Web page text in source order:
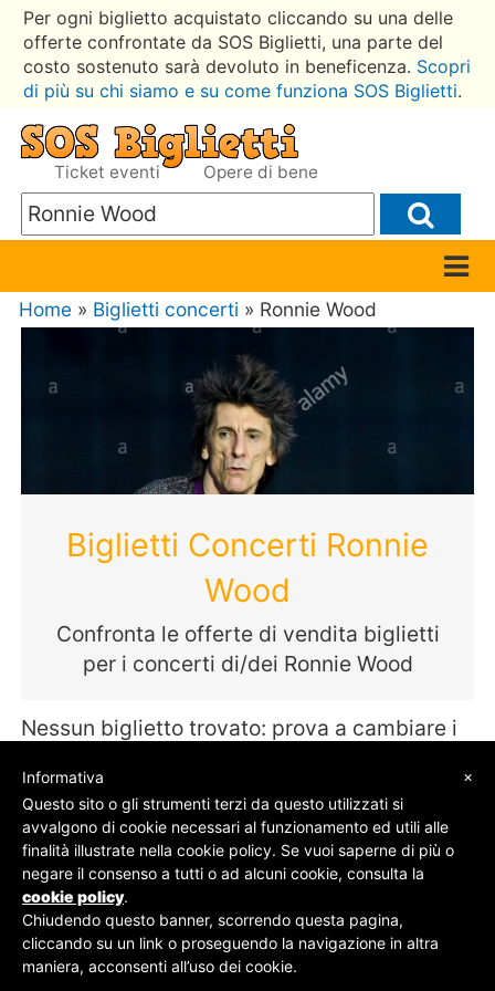
Per ogni biglietto acquistato cliccando su una delle
offerte confrontate da SOS Biglietti, una parte del
costo sostenuto sarà devoluto in beneficenza. Scopri
di più su chi siamo e su come funziona SOS Biglietti.
Ticket eventi Opere di bene
Home » Biglietti concerti » Ronnie Wood
Biglietti Concerti Ronnie
Wood
Confronta le offerte di vendita biglietti
per i concerti di/dei Ronnie Wood
Nessun biglietto trovato: prova a cambiare i
© SOS Biglietti - P.Iva 09162100961 -Chi Siamo
Contatti-Privacy Policy
×
Informativa
Questo sito o gli strumenti terzi da questo utilizzati si
avvalgono di cookie necessari al funzionamento ed utili alle
finalità illustrate nella cookie policy. Se vuoi saperne di più o
negare il consenso a tutti o ad alcuni cookie, consulta la
cookie policy.
Chiudendo questo banner, scorrendo questa pagina,
cliccando su un link o proseguendo la navigazione in altra
maniera, acconsenti all’uso dei cookie.